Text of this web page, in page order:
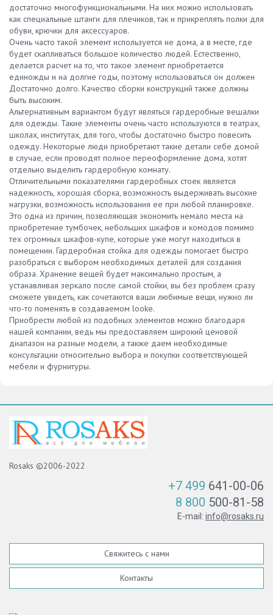
достаточно многофункциональными. На них можно использовать
как специальные штанги для плечиков, так и прикреплять полки для
обуви, крючки для аксессуаров.
Очень часто такой элемент используется не дома, а в месте, где
будет скапливаться большое количество людей. Естественно,
делается расчет на то, что такое элемент приобретается
единожды и на долгие годы, поэтому использоваться он должен
Достаточно долго. Качество сборки конструкций также должны
быть высоким.
Альтернативным вариантом будут являться гардеробные вешалки
для одежды. Такие элементы очень часто используются в театрах,
школах, институтах, для того, чтобы достаточно быстро повесить
одежду. Некоторые люди приобретают такие детали себе домой
в случае, если проводят полное переоформление дома, хотят
отдельно выделить гардеробную комнату.
Отличительными показателями гардеробных стоек является
надежность, хорошая сборка, возможность выдерживать высокие
нагрузки, возможность использования ее при любой планировке.
Это одна из причин, позволяющая экономить немало места на
приобретение тумбочек, небольших шкафов и комодов помимо
тех огромных шкафов-купе, которые уже могут находиться в
помещении. Гардеробная стойка для одежды помогает быстро
разобраться с выбором необходимых деталей для создания
образа. Хранение вещей будет максимально простым, а
устанавливая зеркало после самой стойки, вы без проблем сразу
сможете увидеть, как сочетаются ваши любимые вещи, нужно ли
что-то поменять в создаваемом looke.
Приобрести любой из подобных элементов можно благодаря
нашей компании, ведь мы предоставляем широкий ценовой
диапазон на разные модели, а также даем необходимые
консультации относительно выбора и покупки соответствующей
мебели и фурнитуры.
Rosaks ©2006-2022
+7 499 641-00-06
8 800 500-81-58
E-mail: info@rosaks.ru
Свяжитесь с нами
Контакты